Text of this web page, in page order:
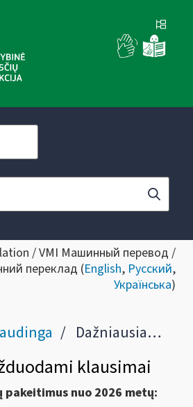
/ VMI Машинный перевод /
переклад (English, Русский,
Українська)
Dažniausiai užduodami klausimai
klausimai
pakeitimus nuo 2026 metų: